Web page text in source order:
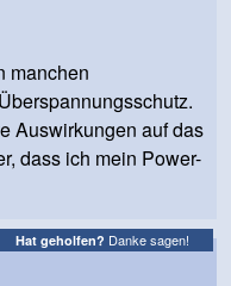
manchen
Auswirkungen auf das
dass ich mein Power-
Hat geholfen? Danke sagen!